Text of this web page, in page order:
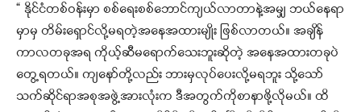
“ နိုင်ငံတစ်ဝန်းမှာ စစ်ရေးစစ်ဘောင်ကျယ်လာတာနဲ့အမျှ ဘယ်နေရာ
မှာမှ တိမ်းရှောင်လို့မရတဲ့အနေအထားမျိုး ဖြစ်လာတယ်။ အချိန်
ကာလတခုအရ ကိုယ့်ဆီမရောက်သေးဘူးဆိုတဲ့ အနေအထားတခုပဲ
တွေ့ရတယ်။ ကျနော်တို့လည်း ဘားမှလုပ်ပေးလို့မရဘူး သို့သော်
သက်ဆိုင်ရာအစုအဖွဲ့အားလုံးက ဒီအတွက်ကိုစာနာဖို့လိုမယ်။ ထိ